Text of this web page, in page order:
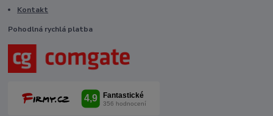
Kontakt
Pohodlná rychlá platba